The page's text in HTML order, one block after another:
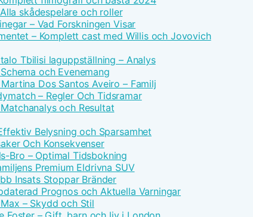
skådespelare och roller
– Vad Forskningen Visar
– Komplett cast med Willis och Jovovich
Tbilisi laguppställning – Analys
och Evenemang
Dos Santos Aveiro – Familj
– Regler Och Tidsramar
och Resultat
Belysning och Sparsamhet
Och Konsekvenser
Bro – Optimal Tidsbokning
Premium Eldrivna SUV
Insats Stoppar Bränder
Prognos och Aktuella Varningar
– Skydd och Stil